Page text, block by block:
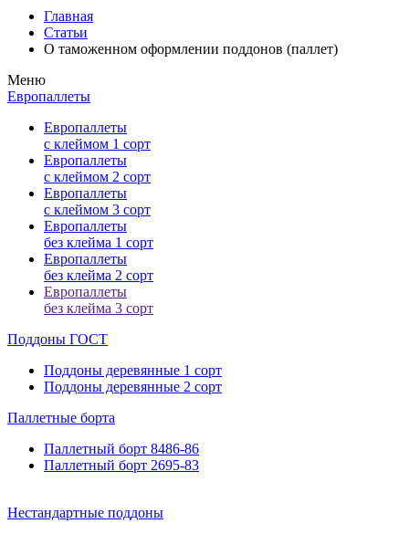
Главная
Статьи
О таможенном оформлении поддонов (паллет)
Меню
Европаллеты
Европаллеты
с клеймом 1 сорт
Европаллеты
с клеймом 2 сорт
Европаллеты
с клеймом 3 сорт
Европаллеты
без клейма 1 сорт
Европаллеты
без клейма 2 сорт
Европаллеты
без клейма 3 сорт
Поддоны ГОСТ
Поддоны деревянные 1 сорт
Поддоны деревянные 2 сорт
Паллетные борта
Паллетный борт 8486-86
Паллетный борт 2695-83
Нестандартные поддоны